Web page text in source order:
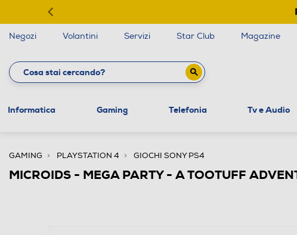
Negozi Volantini Servizi Star Club Magazine
Informatica Gaming Telefonia Tv e Audio
GAMING PLAYSTATION 4 GIOCHI SONY PS4
MICROIDS - MEGA PARTY - A TOOTUFF